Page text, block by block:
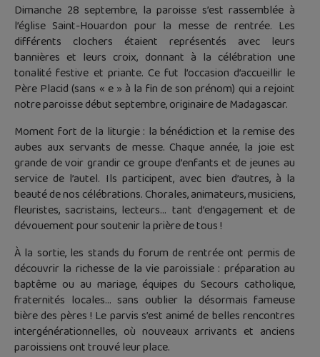
Dimanche 28 septembre, la paroisse s’est rassemblée à
l’église Saint-Houardon pour la messe de rentrée. Les
différents clochers étaient représentés avec leurs
bannières et leurs croix, donnant à la célébration une
tonalité festive et priante. Ce fut l’occasion d’accueillir le
Père Placid (sans « e » à la fin de son prénom) qui a rejoint
notre paroisse début septembre, originaire de Madagascar.
Moment fort de la liturgie : la bénédiction et la remise des
aubes aux servants de messe. Chaque année, la joie est
grande de voir grandir ce groupe d’enfants et de jeunes au
service de l’autel. Ils participent, avec bien d’autres, à la
beauté de nos célébrations. Chorales, animateurs, musiciens,
fleuristes, sacristains, lecteurs… tant d’engagement et de
dévouement pour soutenir la prière de tous !
À la sortie, les stands du forum de rentrée ont permis de
découvrir la richesse de la vie paroissiale : préparation au
baptême ou au mariage, équipes du Secours catholique,
fraternités locales… sans oublier la désormais fameuse
bière des pères ! Le parvis s’est animé de belles rencontres
intergénérationnelles, où nouveaux arrivants et anciens
paroissiens ont trouvé leur place.